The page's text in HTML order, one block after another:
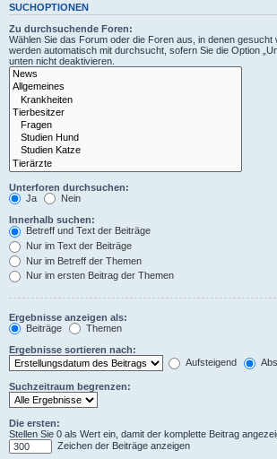
SUCHOPTIONEN
Zu durchsuchende Foren:
Wählen Sie das Forum oder die Foren aus, in denen gesucht
werden automatisch mit durchsucht, sofern Sie die Option
unten nicht deaktivieren.
Unterforen durchsuchen:
Ja
Nein
Innerhalb suchen:
Betreff und Text der Beiträge
Nur im Text der Beiträge
Nur im Betreff der Themen
Nur im ersten Beitrag der Themen
Ergebnisse anzeigen als:
Beiträge
Themen
Ergebnisse sortieren nach:
Aufsteigend
Suchzeitraum begrenzen:
Die ersten:
Stellen Sie 0 als Wert ein, damit der komplette Beitrag
Zeichen der Beiträge anzeigen